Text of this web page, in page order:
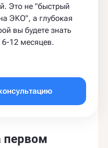
Это не "быстрый
ЭКО", а глубокая
вы будете знать
12 месяцев.
первом